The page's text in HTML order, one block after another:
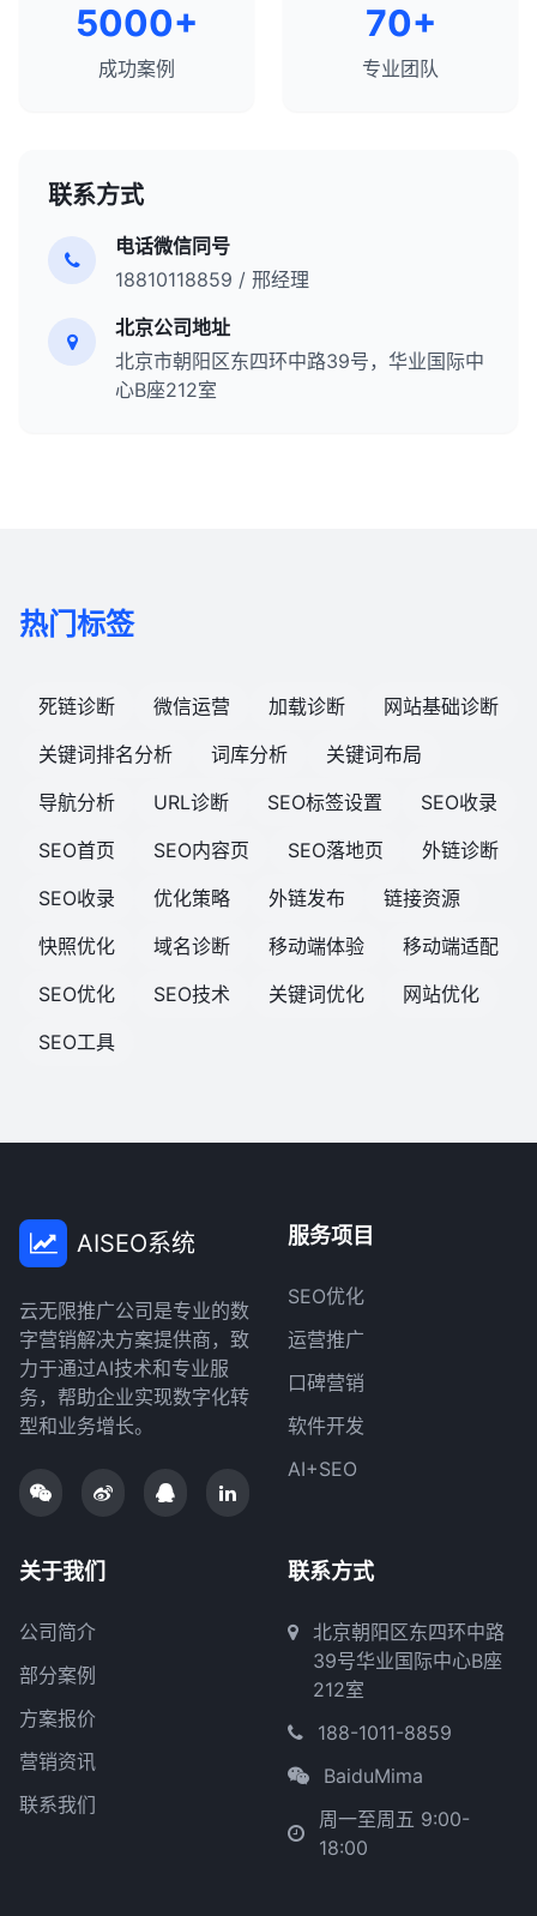
5000+
成功案例
70+
专业团队
联系方式
电话微信同号
18810118859 / 邢经理
北京公司地址
北京市朝阳区东四环中路39号，华业国际中
心B座212室
热门标签
死链诊断 微信运营 加载诊断
网站基础诊断
关键词排名分析
词库分析
关键词布局
导航分析
URL诊断 SEO标签设置
SEO收录
SEO首页
SEO内容页 SEO落地页
外链诊断
SEO收录
优化策略 外链发布
链接资源
快照优化
域名诊断 移动端体验
移动端适配
SEO优化
SEO技术 关键词优化
网站优化
SEO工具
AISEO系统
云无限推广公司是专业的数
字营销解决方案提供商，致
力于通过AI技术和专业服
务，帮助企业实现数字化转
型和业务增长。
服务项目
SEO优化
运营推广
口碑营销
软件开发
AI+SEO
关于我们
公司简介
部分案例
方案报价
营销资讯
联系我们
联系方式
北京朝阳区东四环中路
39号华业国际中心B座
212室
188-1011-8859
BaiduMima
周一至周五 9:00-
18:00